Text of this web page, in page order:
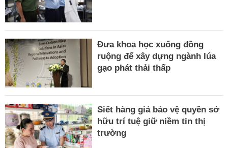
Đưa khoa học xuống đồng
ruộng để xây dựng ngành lúa
gạo phát thải thấp
Siết hàng giả bảo vệ quyền sở
hữu trí tuệ giữ niềm tin thị
trường